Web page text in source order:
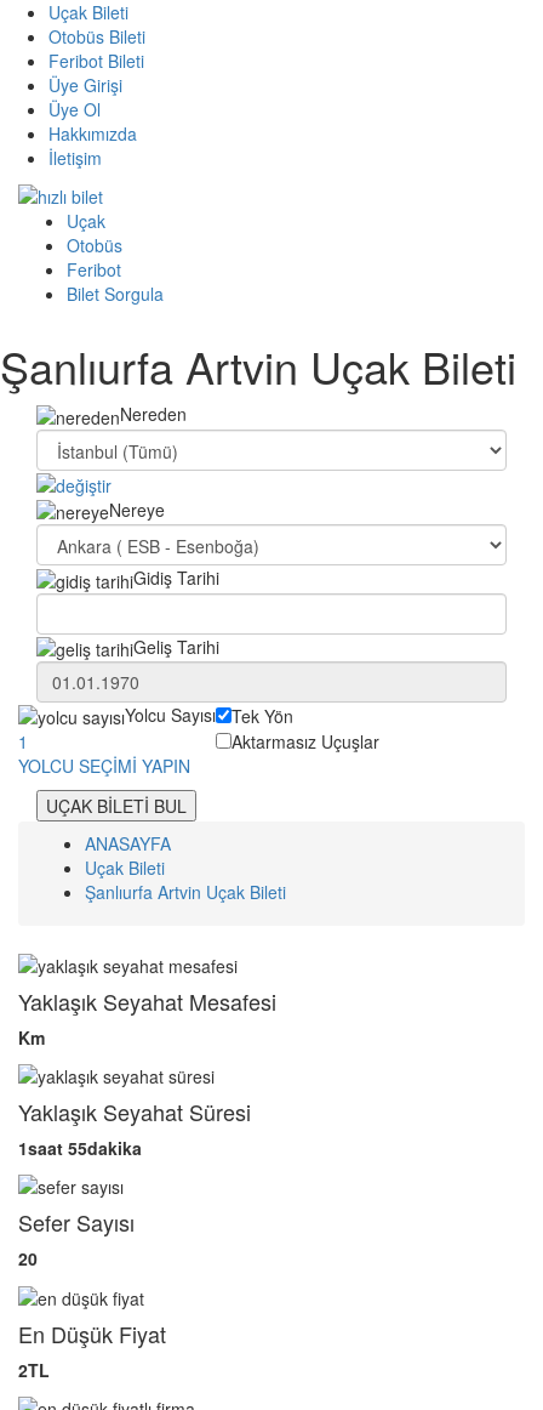
Uçak Bileti
Otobüs Bileti
Feribot Bileti
Üye Girişi
Üye Ol
Hakkımızda
İletişim
Uçak
Otobüs
Feribot
Bilet Sorgula
Şanlıurfa Artvin Uçak Bileti
Nereden
Nereye
Gidiş Tarihi
Geliş Tarihi
Yolcu Sayısı
1
YOLCU SEÇİMİ YAPIN
Tek Yön
Aktarmasız Uçuşlar
UÇAK BİLETİ BUL
ANASAYFA
Uçak Bileti
Şanlıurfa Artvin Uçak Bileti
Yaklaşık Seyahat Mesafesi
Km
Yaklaşık Seyahat Süresi
1saat 55dakika
Sefer Sayısı
20
En Düşük Fiyat
2TL